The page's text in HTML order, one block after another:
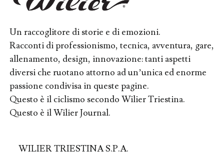
Un raccoglitore di storie e di emozioni.
Racconti di professionismo, tecnica, avventura, gare,
allenamento, design, innovazione: tanti aspetti
diversi che ruotano attorno ad un’unica ed enorme
passione condivisa in queste pagine.
Questo è il ciclismo secondo Wilier Triestina.
Questo è il Wilier Journal.
WILIER TRIESTINA S.P.A.